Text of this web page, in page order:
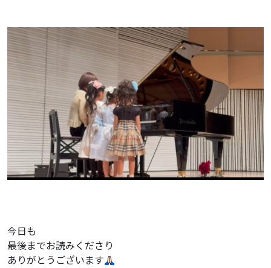
今日も
最後までお読みくださり
ありがとうございます